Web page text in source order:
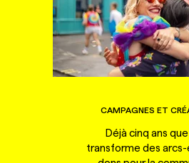
CAMPAGNES ET
Déjà cinq ans
transforme des